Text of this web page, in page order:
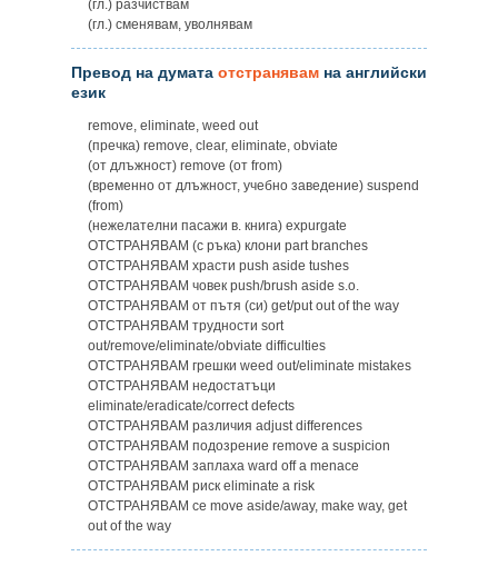
(гл.) разчиствам
(гл.) сменявам, уволнявам
Превод на думата отстранявам на английски
език
remove, eliminate, weed out
(пречка) remove, clear, eliminate, obviate
(от длъжност) remove (от from)
(временно от длъжност, учебно заведение) suspend
(from)
(нежелателни пасажи в. книга) expurgate
ОТСТРАНЯВАМ (с ръка) клони part branches
ОТСТРАНЯВАМ храсти push aside tushes
ОТСТРАНЯВАМ човек push/brush aside s.o.
ОТСТРАНЯВАМ от пътя (си) get/put out of the way
ОТСТРАНЯВАМ трудности sort
out/remove/eliminate/obviate difficulties
ОТСТРАНЯВАМ грешки weed out/eliminate mistakes
ОТСТРАНЯВАМ недостатъци
eliminate/eradicate/correct defects
ОТСТРАНЯВАМ различия adjust differences
ОТСТРАНЯВАМ подозрение remove a suspicion
ОТСТРАНЯВАМ заплаха ward off a menace
ОТСТРАНЯВАМ риск eliminate a risk
ОТСТРАНЯВАМ ce move aside/away, make way, get
out of the way